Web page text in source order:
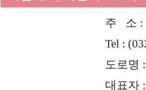
주 소 :
Tel :
도로명
대표자